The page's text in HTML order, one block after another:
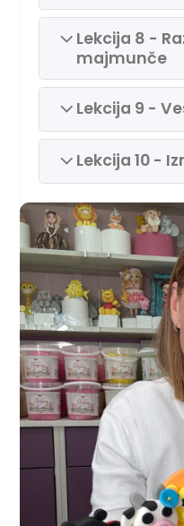
Lekcija 8 -
majmunče
Lekcija 9 -
Lekcija 10 -